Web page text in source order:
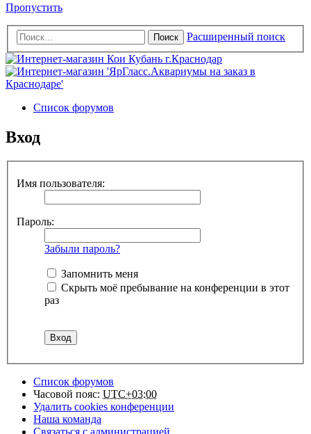
Пропустить
Поиск Расширенный поиск
Список форумов
Вход
Имя пользователя:
Пароль:
Забыли пароль?
Запомнить меня
Скрыть моё пребывание на конференции в этот
раз
Список форумов
Часовой пояс: UTC+03:00
Удалить cookies конференции
Наша команда
Связаться с администрацией